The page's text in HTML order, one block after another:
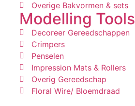
Overige Bakvormen & sets
Modelling Tools
Decoreer Gereedschappen
Crimpers
Penselen
Impression Mats & Rollers
Overig Gereedschap
Floral Wire/ Bloemdraad